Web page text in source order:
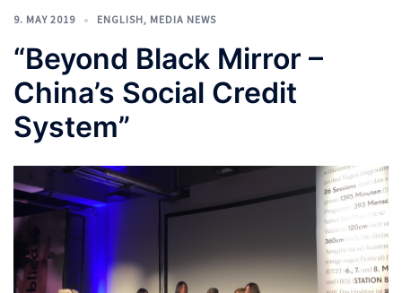
9. MAY 2019 ENGLISH, MEDIA NEWS
“Beyond Black Mirror –
China’s Social Credit
System”